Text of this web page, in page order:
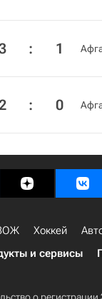
: 1
: 0
Хоккей
и сервисы